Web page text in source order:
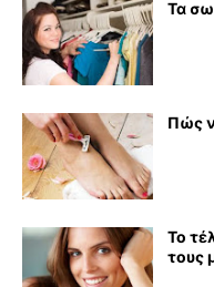
Τα
Πώς
Το
τους